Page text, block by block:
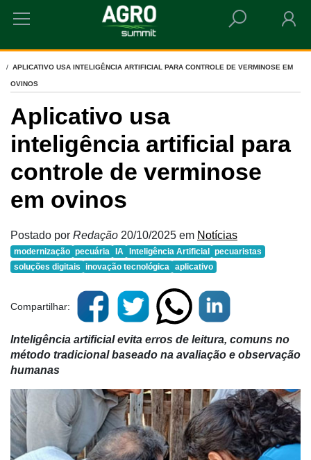
HOME
APLICATIVO USA INTELIGÊNCIA ARTIFICIAL PARA CONTROLE DE VERMINOSE EM
OVINOS
Aplicativo usa
inteligência artificial para
controle de verminose
em ovinos
Postado por Redação 20/10/2025 em Notícias
modernização pecuária IA Inteligência Artificial
pecuaristas
soluções digitais inovação tecnológica aplicativo
Compartilhar:
Inteligência artificial evita erros de leitura, comuns no
método tradicional baseado na avaliação e observação
humanas